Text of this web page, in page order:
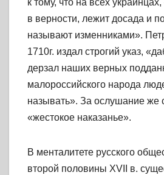
к тому, что на всех
в верности, лежит досада и
называют изменниками».
1710г. издал строгий указ,
дерзал наших верных
малороссийского народа
называть». За ослушание же
«жестокое наказанье».
В менталитете русского
второй половины XVII в.